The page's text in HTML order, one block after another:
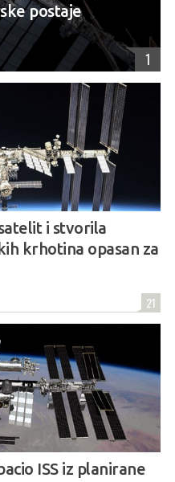
postaje
1
i stvorila
krhotina opasan za
21
ISS iz planirane